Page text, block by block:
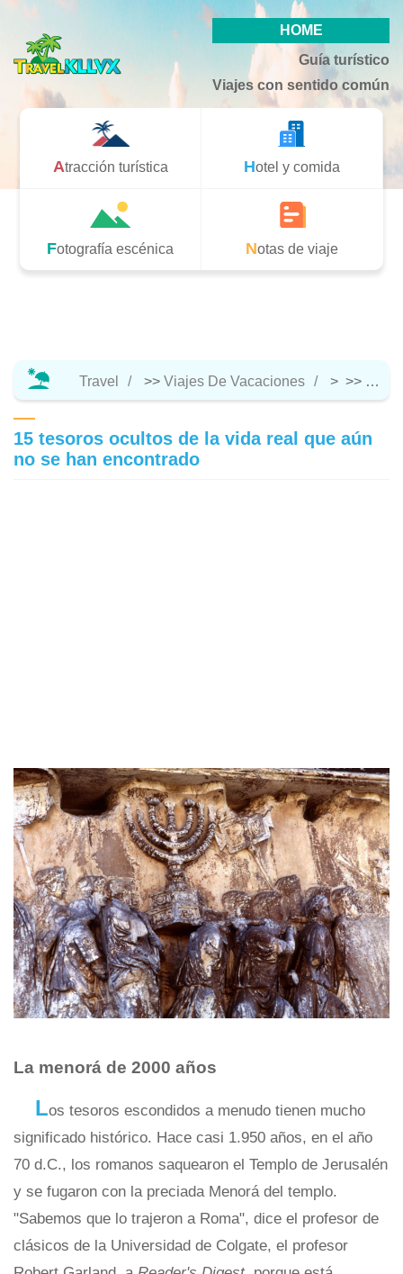
HOME
Guía turístico
Viajes con sentido común
Atracción turística Hotel y comida
Fotografía escénica Notas de viaje
Travel >> Viajes De Vacaciones > >>
15 tesoros ocultos de la vida real que aún
no se han encontrado
La menorá de 2000 años
Los tesoros escondidos a menudo tienen mucho
significado histórico. Hace casi 1.950 años, en el año
70 d.C., los romanos saquearon el Templo de Jerusalén
y se fugaron con la preciada Menorá del templo.
"Sabemos que lo trajeron a Roma", dice el profesor de
clásicos de la Universidad de Colgate, el profesor